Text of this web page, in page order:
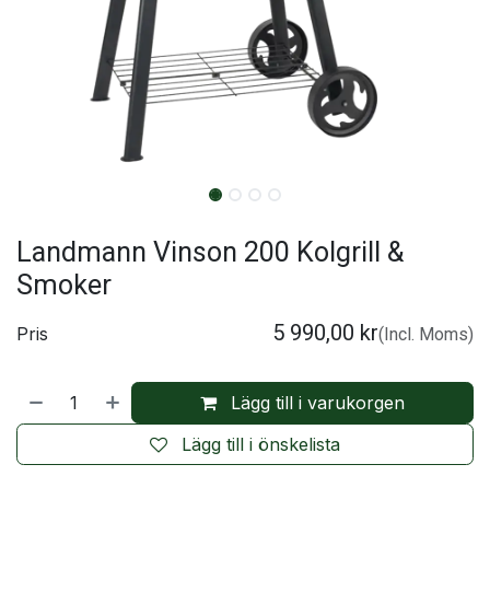
Landmann Vinson 200 Kolgrill &
Smoker
Lägg till i varukorgen
Lägg till i önskelista
Pris 5 990,00 kr(Incl. Moms)